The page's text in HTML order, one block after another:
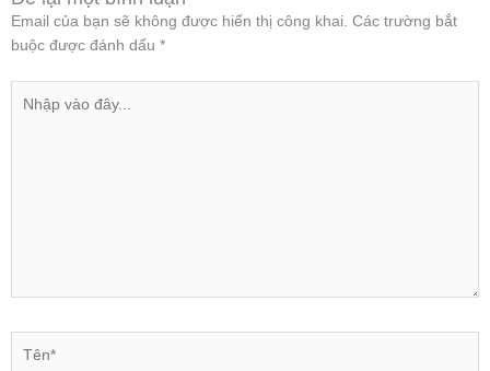
Email của bạn sẽ không được hiển thị công khai. Các trường bắt
buộc được đánh dấu *
vào